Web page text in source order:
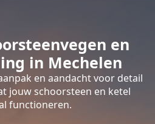
en
in Mechelen
en aandacht voor detail
jouw schoorsteen en ketel
functioneren.